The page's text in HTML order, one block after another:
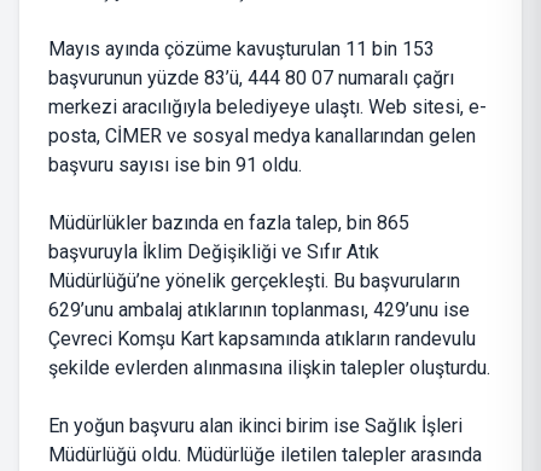
Mayıs ayında çözüme kavuşturulan 11 bin 153
başvurunun yüzde 83’ü, 444 80 07 numaralı çağrı
merkezi aracılığıyla belediyeye ulaştı. Web sitesi, e-
posta, CİMER ve sosyal medya kanallarından gelen
başvuru sayısı ise bin 91 oldu.
Müdürlükler bazında en fazla talep, bin 865
başvuruyla İklim Değişikliği ve Sıfır Atık
Müdürlüğü’ne yönelik gerçekleşti. Bu başvuruların
629’unu ambalaj atıklarının toplanması, 429’unu ise
Çevreci Komşu Kart kapsamında atıkların randevulu
şekilde evlerden alınmasına ilişkin talepler oluşturdu.
En yoğun başvuru alan ikinci birim ise Sağlık İşleri
Müdürlüğü oldu. Müdürlüğe iletilen talepler arasında